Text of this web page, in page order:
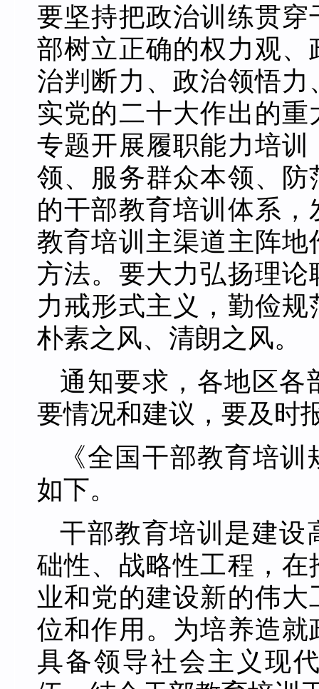
要坚持把政治训练贯
部树立正确的权力观
治判断力、政治领悟
实党的二十大作出的
专题开展履职能力培
领、服务群众本领、
的干部教育培训体系
教育培训主渠道主阵
方法。要大力弘扬理
力戒形式主义，勤俭
朴素之风、清朗之风。
通知要求，各地区各
要情况和建议，要及时
《全国干部教育培
如下。
干部教育培训是建设
础性、战略性工程，
业和党的建设新的伟
位和作用。为培养造
具备领导社会主义现